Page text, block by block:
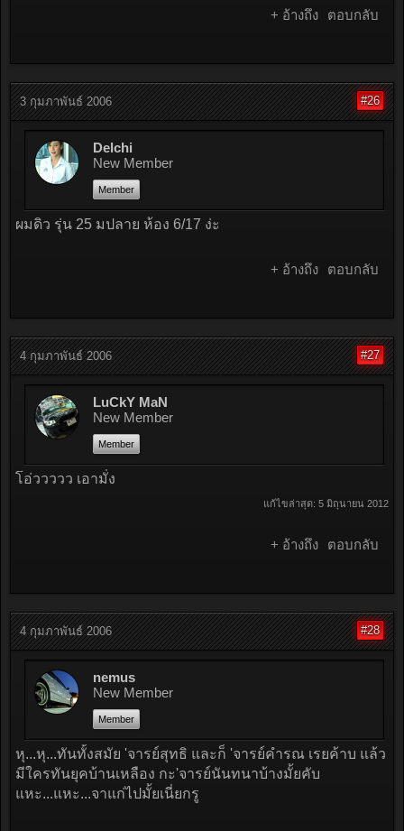
+ อ้างถึง ตอบกลับ
3 กุมภาพันธ์ 2006 #26
Delchi
New Member
Member
ผมดิว รุ่น 25 มปลาย ห้อง 6/17 ง่ะ
+ อ้างถึง ตอบกลับ
4 กุมภาพันธ์ 2006 #27
LuCkY MaN
New Member
Member
โอ่ววววว เอามั่ง
แก้ไขล่าสุด: 5 มิถุนายน 2012
+ อ้างถึง ตอบกลับ
4 กุมภาพันธ์ 2006 #28
nemus
New Member
Member
หุ...หุ...ทันทั้งสมัย 'จารย์สุทธิ และก็ 'จารย์คำรณ เรยค้าบ แล้ว
มีใครทันยุคบ้านเหลือง กะ'จารย์นันทนาบ้างมั้ยคับ
แหะ...แหะ...จาแก่ไปมั้ยเนี่ยกรู